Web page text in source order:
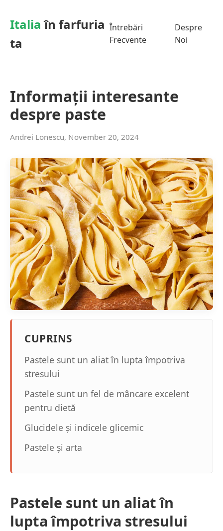
Italiaîn farfuria
ta
Întrebări
Frecvente
Despre
Noi
Informații interesante
despre paste
Andrei Lonescu, November 20, 2024
CUPRINS
Pastele sunt un aliat în lupta împotriva
stresului
Pastele sunt un fel de mâncare excelent
pentru dietă
Glucidele și indicele glicemic
Pastele și arta
Pastele sunt un aliat în
lupta împotriva stresului